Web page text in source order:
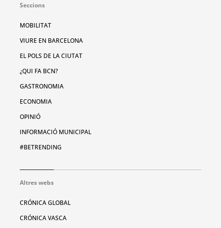
Seccions
MOBILITAT
VIURE EN BARCELONA
EL POLS DE LA CIUTAT
¿QUI FA BCN?
GASTRONOMIA
ECONOMIA
OPINIÓ
INFORMACIÓ MUNICIPAL
#BETRENDING
Altres webs
CRÓNICA GLOBAL
CRÓNICA VASCA